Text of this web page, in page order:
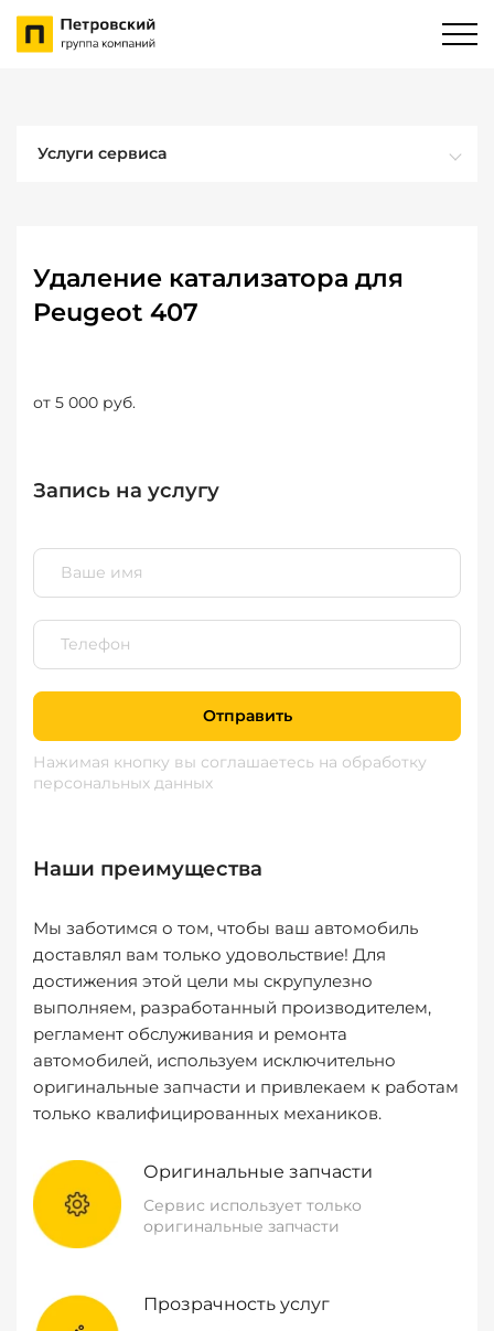
Услуги сервиса
Удаление катализатора для
Peugeot 407
от 5 000 руб.
Запись на услугу
Отправить
Нажимая кнопку вы соглашаетесь на обработку
персональных данных
Наши преимущества
Мы заботимся о том, чтобы ваш автомобиль
доставлял вам только удовольствие! Для
достижения этой цели мы скрупулезно
выполняем, разработанный производителем,
регламент обслуживания и ремонта
автомобилей, используем исключительно
оригинальные запчасти и привлекаем к работам
только квалифицированных механиков.
Оригинальные запчасти
Сервис использует только
оригинальные запчасти
Прозрачность услуг